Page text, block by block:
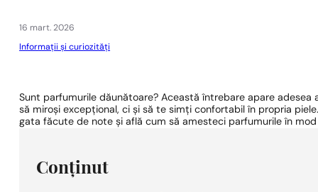
16 mart. 2026
Informații și curiozități
Sunt parfumurile dăunătoare? Această întrebare apare
să miroși excepțional, ci și să te simți confortabil în propria
gata făcute de note și află cum să amesteci parfumurile în
Conținut